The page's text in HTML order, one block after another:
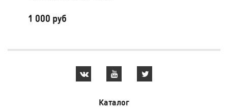
1 000 руб
Каталог